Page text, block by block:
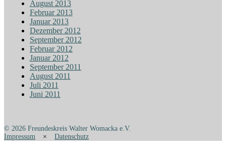
August 2013
Februar 2013
Januar 2013
Dezember 2012
September 2012
Februar 2012
Januar 2012
September 2011
August 2011
Juli 2011
Juni 2011
© 2026 Freundeskreis Walter Womacka e.V.
Impressum × Datenschutz